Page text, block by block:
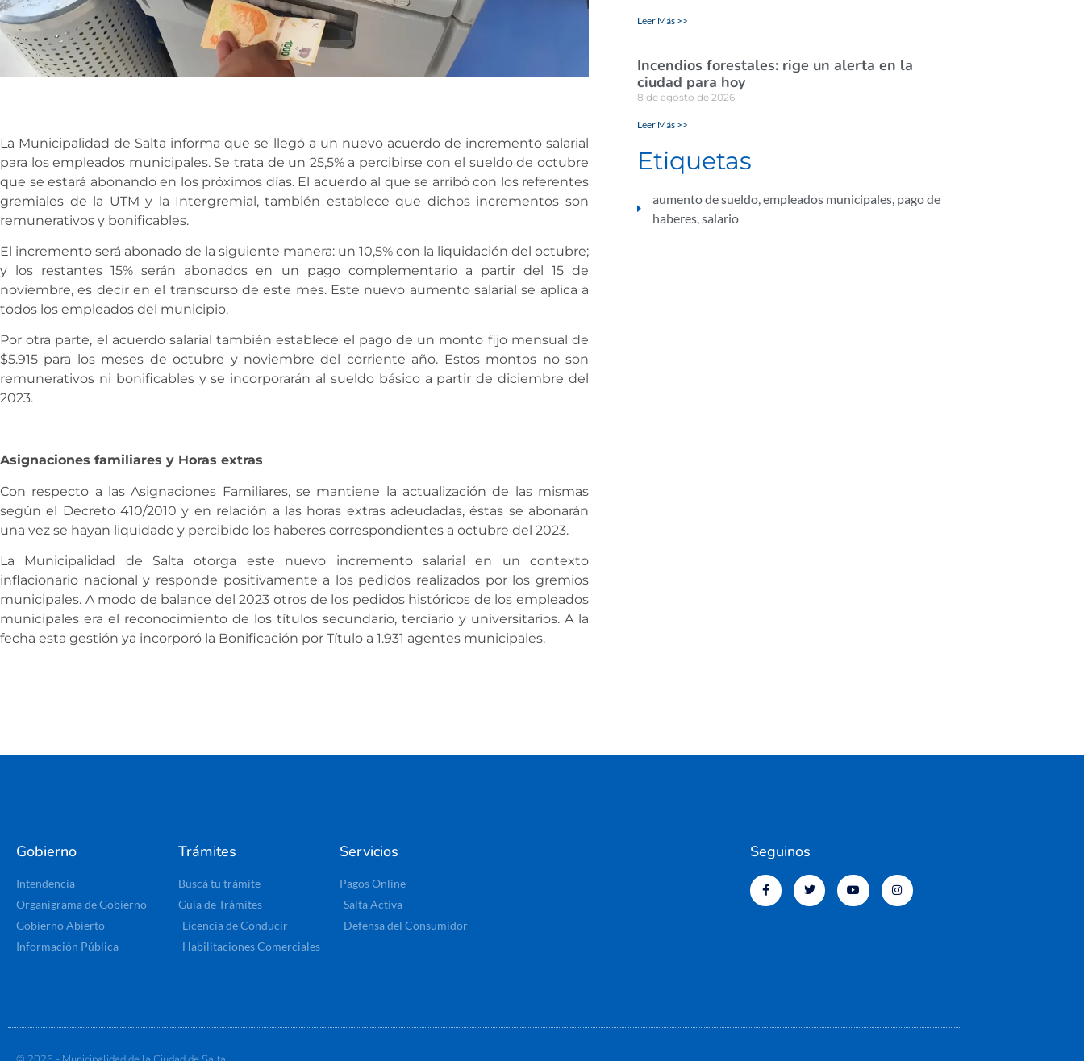
La Municipalidad de Salta informa que se llegó a un nuevo acuerdo de incremento salarial
para los empleados municipales. Se trata de un 25,5% a percibirse con el sueldo de octubre
que se estará abonando en los próximos días. El acuerdo al que se arribó con los referentes
gremiales de la UTM y la Intergremial, también establece que dichos incrementos son
remunerativos y bonificables.
El incremento será abonado de la siguiente manera: un 10,5% con la liquidación del octubre;
y los restantes 15% serán abonados en un pago complementario a partir del 15 de
noviembre, es decir en el transcurso de este mes. Este nuevo aumento salarial se aplica a
todos los empleados del municipio.
Por otra parte, el acuerdo salarial también establece el pago de un monto fijo mensual de
$5.915 para los meses de octubre y noviembre del corriente año. Estos montos no son
remunerativos ni bonificables y se incorporarán al sueldo básico a partir de diciembre del
2023.
Asignaciones familiares y Horas extras
Con respecto a las Asignaciones Familiares, se mantiene la actualización de las mismas
según el Decreto 410/2010 y en relación a las horas extras adeudadas, éstas se abonarán
una vez se hayan liquidado y percibido los haberes correspondientes a octubre del 2023.
La Municipalidad de Salta otorga este nuevo incremento salarial en un contexto
inflacionario nacional y responde positivamente a los pedidos realizados por los gremios
municipales. A modo de balance del 2023 otros de los pedidos históricos de los empleados
municipales era el reconocimiento de los títulos secundario, terciario y universitarios. A la
fecha esta gestión ya incorporó la Bonificación por Título a 1.931 agentes municipales.
Leer Más >>
Incendios forestales: rige un alerta en la
ciudad para hoy
8 de agosto de 2026
Leer Más >>
Etiquetas
aumento de sueldo,empleados municipales, pago de
haberes,salario
Gobierno
Intendencia
Organigrama de Gobierno
Gobierno Abierto
Información Pública
Trámites
Buscá tu trámite
Guía de Trámites
Licencia de Conducir
Habilitaciones Comerciales
Servicios
Pagos Online
Salta Activa
Defensa del Consumidor
Seguinos